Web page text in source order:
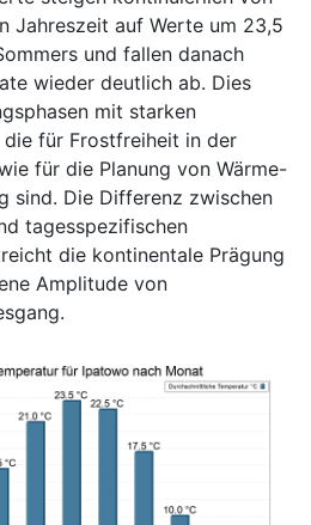
Jahreszeit auf Werte um 23,5
und fallen danach
wieder deutlich ab. Dies
mit starken
für Frostfreiheit in der
für die Planung von Wärme-
sind. Die Differenz zwischen
tagesspezifischen
die kontinentale Prägung
Amplitude von